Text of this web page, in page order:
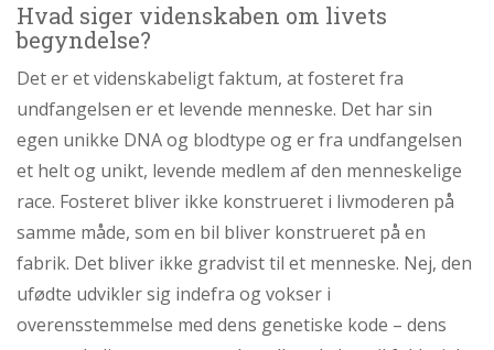
Hvad siger videnskaben om livets
begyndelse?
Det er et videnskabeligt faktum, at fosteret fra
undfangelsen er et levende menneske. Det har sin
egen unikke DNA og blodtype og er fra undfangelsen
et helt og unikt, levende medlem af den menneskelige
race. Fosteret bliver ikke konstrueret i livmoderen på
samme måde, som en bil bliver konstrueret på en
fabrik. Det bliver ikke gradvist til et menneske. Nej, den
ufødte udvikler sig indefra og vokser i
overensstemmelse med dens genetiske kode – dens